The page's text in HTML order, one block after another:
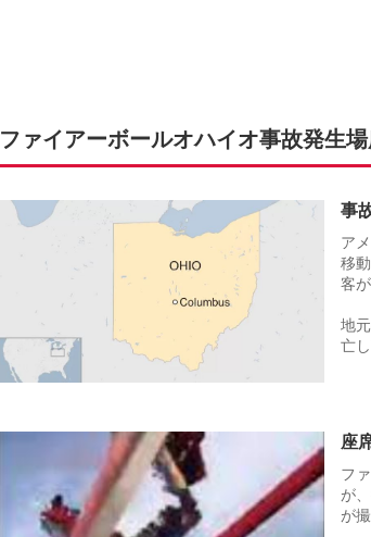
ファイアーボールオハイオ事故発生
事
ア
移
客
地
亡
座
フ
が
が